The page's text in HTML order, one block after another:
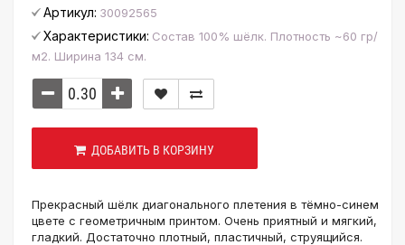
Артикул: 30092565
Характеристики: Состав 100% шёлк. Плотность ~60 гр/
м2. Ширина 134 см.
ДОБАВИТЬ В КОРЗИНУ
Прекрасный шёлк диагонального плетения в тёмно-синем
цвете с геометричным принтом. Очень приятный и мягкий,
гладкий. Достаточно плотный, пластичный, струящийся.